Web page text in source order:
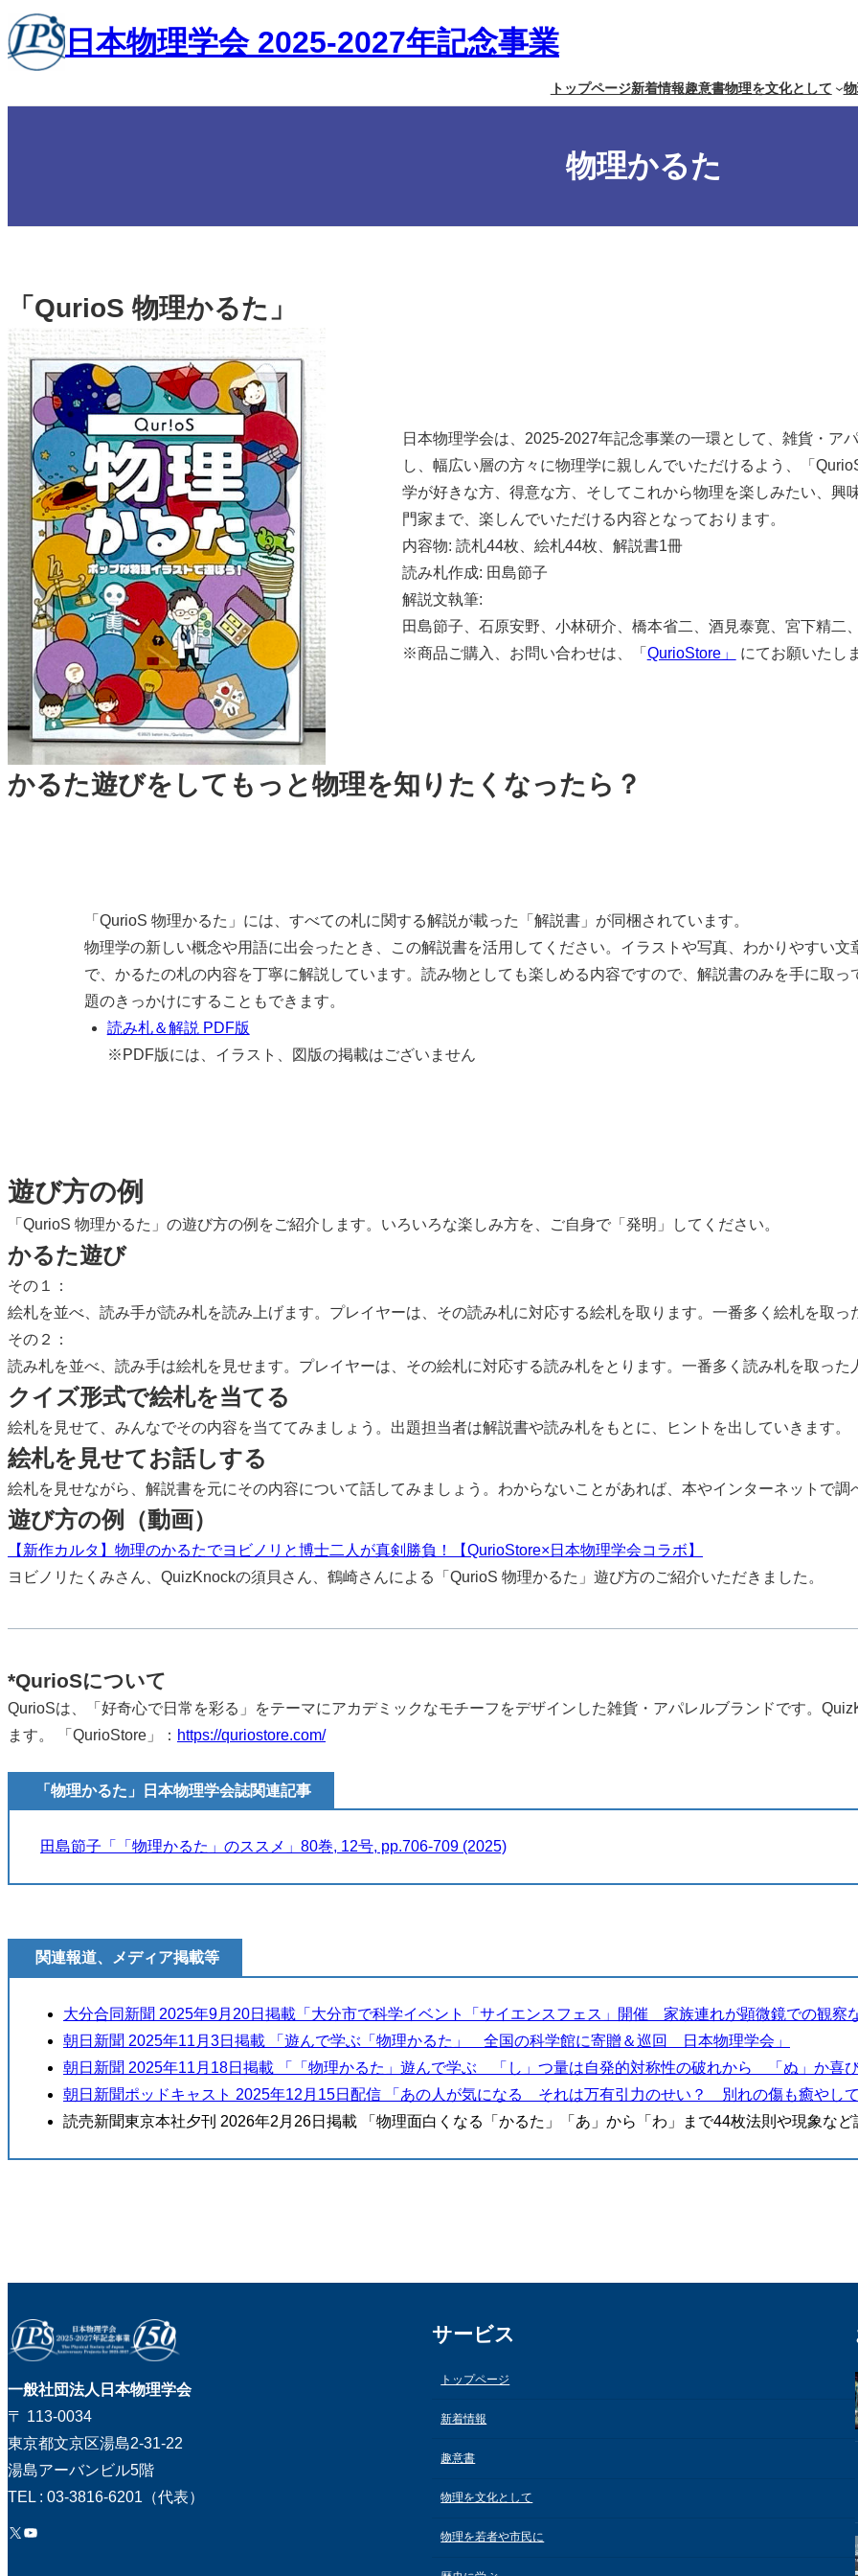
内
容
日本物理学会 2025-2027年記念事業
トップページ新着情報趣意書物理を文化として
物理かるた
「QurioS 物理かるた」
日本物理学会は、2025-2027年記念事業の一環として、雑貨・ア
し、幅広い層の方々に物理学に親しんでいただけるよう、「
学が好きな方、得意な方、そしてこれから物理を楽しみたい、興
門家まで、楽しんでいただける内容となっております。
内容物: 読札44枚、絵札44枚、解説書1冊
読み札作成: 田島節子
解説文執筆:
田島節子、石原安野、小林研介、橋本省二、酒見泰寛、宮下精二
※商品ご購入、お問い合わせは、「 QurioStore」 にてお願いたし
かるた遊びをしてもっと物理を知りたくなったら？
「QurioS 物理かるた」には、すべての札に関する解説が載った「解説書」が同梱されています。
物理学の新しい概念や用語に出会ったとき、この解説書を活用してください。イラストや写真、わかりやすい文
で、かるたの札の内容を丁寧に解説しています。読み物としても楽しめる内容ですので、解説書のみを手に取っ
題のきっかけにすることもできます。
読み札＆解説 PDF版
※PDF版には、イラスト、図版の掲載はございません
遊び方の例
「QurioS 物理かるた」の遊び方の例をご紹介します。いろいろな楽しみ方を、ご自身で「発明」してください。
かるた遊び
その１：
絵札を並べ、読み手が読み札を読み上げます。プレイヤーは、その読み札に対応する絵札を取ります。一番多く絵札を取っ
その２：
読み札を並べ、読み手は絵札を見せます。プレイヤーは、その絵札に対応する読み札をとります。一番多く読み札を取った
クイズ形式で絵札を当てる
絵札を見せて、みんなでその内容を当ててみましょう。出題担当者は解説書や読み札をもとに、ヒントを出していきます。
絵札を見せてお話しする
絵札を見せながら、解説書を元にその内容について話してみましょう。わからないことがあれば、本やインターネットで調
遊び方の例（動画）
【新作カルタ】物理のかるたでヨビノリと博士二人が真剣勝負！【QurioStore×日本物理学会コラボ】
ヨビノリたくみさん、QuizKnockの須貝さん、鶴崎さんによる「QurioS 物理かるた」遊び方のご紹介いただきました。
*QurioSについて
QurioSは、「好奇心で日常を彩る」をテーマにアカデミックなモチーフをデザインした雑貨・アパレルブランドです。
ます。 「QurioStore」： https://quriostore.com/
「物理かるた」日本物理学会誌関連記事
田島節子「「物理かるた」のススメ」80巻, 12号, pp.706-709 (2025)
関連報道、メディア掲載等
大分合同新聞 2025年9月20日掲載「大分市で科学イベント「サイエンスフェス」開催 家族連れが顕微鏡での観察
朝日新聞 2025年11月3日掲載 「遊んで学ぶ「物理かるた」 全国の科学館に寄贈＆巡回 日本物理学会」
朝日新聞 2025年11月18日掲載 「「物理かるた」遊んで学ぶ 「し」つ量は自発的対称性の破れから 「ぬ」か喜
朝日新聞ポッドキャスト 2025年12月15日配信 「あの人が気になる それは万有引力のせい？ 別れの傷も癒やし
読売新聞東京本社夕刊 2026年2月26日掲載 「物理面白くなる「かるた」「あ」から「わ」まで44枚法則や現象な
一般社団法人日本物理学会
〒 113-0034
東京都文京区湯島2-31-22
湯島アーバンビル5階
TEL : 03-3816-6201（代表）
X YouTube
サービス
トップページ
新着情報
趣意書
物理を文化として
物理を若者や市民に